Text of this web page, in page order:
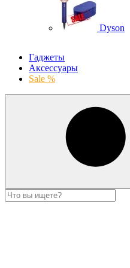
Dyson
Гаджеты
Аксессуары
Sale %